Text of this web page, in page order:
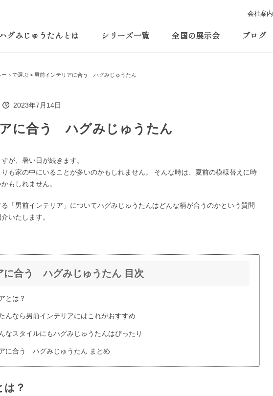
グみじゅうたんとは シリーズ一覧 全国の展示会 ブログ
会社案内
ートで選ぶ 男前インテリアに合う ハグみじゅうたん
に合う ハグみじゅうたん
2023年7月14日
が、暑い日が続きます。
も家の中にいることが多いのかもしれません。 そんな時は、夏前の模様替えに時
もしれません。
「男前インテリア」についてハグみじゅうたんはどんな柄が合うのかという質問
いたします。
に合う ハグみじゅうたん 目次
とは？
んなら男前インテリアにはこれがおすすめ
なスタイルにもハグみじゅうたんはぴったり
に合う ハグみじゅうたん まとめ
は？